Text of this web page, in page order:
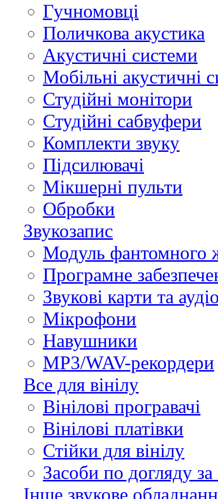
Гучномовці
Поличкова акустика
Акустичні системи
Мобільні акустичні
Студійні монітори
Студійні сабвуфери
Комплекти звуку
Підсилювачі
Мікшерні пульти
Обробки
Звукозапис
Модуль фантомного
Програмне
Звукові карти та
Мікрофони
Навушники
MP3/WAV-рекордери
Все для вінілу
Вінілові програвачі
Вінілові платівки
Стійки для вінілу
Засоби по догляду за
Інше звукове